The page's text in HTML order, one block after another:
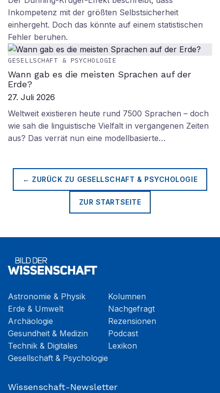
Inkompetenz mit der größten Selbstsicherheit
einhergeht. Doch das könnte auf einem statistischen
Fehler beruhen.
GESELLSCHAFT & PSYCHOLOGIE
Wann gab es die meisten Sprachen auf der
Erde?
27. Juli 2026
Weltweit existieren heute rund 7500 Sprachen – doch
wie sah die linguistische Vielfalt in vergangenen Zeiten
aus? Das verrät nun eine modellbasierte…
← ZURÜCK ZU GESELLSCHAFT & PSYCHOLOGIE
ZUR STARTSEITE
Astronomie & Physik
Erde & Umwelt
Archäologie
Gesundheit & Medizin
Technik & Digitales
Gesellschaft & Psychologie
Kolumnen
Nachgefragt
Rezensionen
Podcast
Lexikon
Wissenschaft-Newsletter